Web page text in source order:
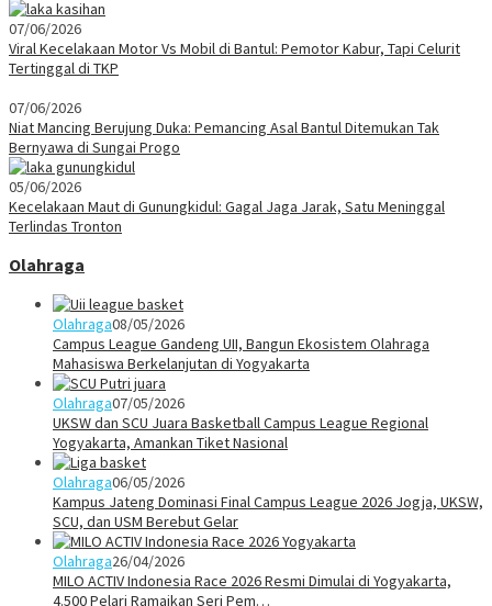
07/06/2026
Viral Kecelakaan Motor Vs Mobil di Bantul: Pemotor Kabur, Tapi Celurit
Tertinggal di TKP
07/06/2026
Niat Mancing Berujung Duka: Pemancing Asal Bantul Ditemukan Tak
Bernyawa di Sungai Progo
05/06/2026
Kecelakaan Maut di Gunungkidul: Gagal Jaga Jarak, Satu Meninggal
Terlindas Tronton
Olahraga
Olahraga08/05/2026
Campus League Gandeng UII, Bangun Ekosistem Olahraga
Mahasiswa Berkelanjutan di Yogyakarta
Olahraga07/05/2026
UKSW dan SCU Juara Basketball Campus League Regional
Yogyakarta, Amankan Tiket Nasional
Olahraga06/05/2026
Kampus Jateng Dominasi Final Campus League 2026 Jogja, UKSW,
SCU, dan USM Berebut Gelar
Olahraga26/04/2026
MILO ACTIV Indonesia Race 2026 Resmi Dimulai di Yogyakarta,
4.500 Pelari Ramaikan Seri Pem…